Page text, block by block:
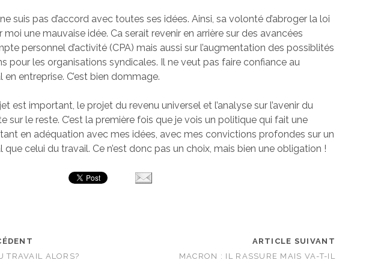
suis pas d’accord avec toutes ses idées. Ainsi, sa volonté d’abroger la loi
une mauvaise idée. Ca serait revenir en arrière sur des avancées
personnel d’activité (CPA) mais aussi sur l’augmentation des possiblités
pour les organisations syndicales. Il ne veut pas faire confiance au
entreprise. C’est bien dommage.
est important, le projet du revenu universel et l’analyse sur l’avenir du
sur le reste. C’est la première fois que je vois un politique qui fait une
en adéquation avec mes idées, avec mes convictions profondes sur un
que celui du travail. Ce n’est donc pas un choix, mais bien une obligation !
TRAVAIL ALORS?
ARTICLE SUIVANT
MACRON : IL RASSURE MAIS VA-T-IL